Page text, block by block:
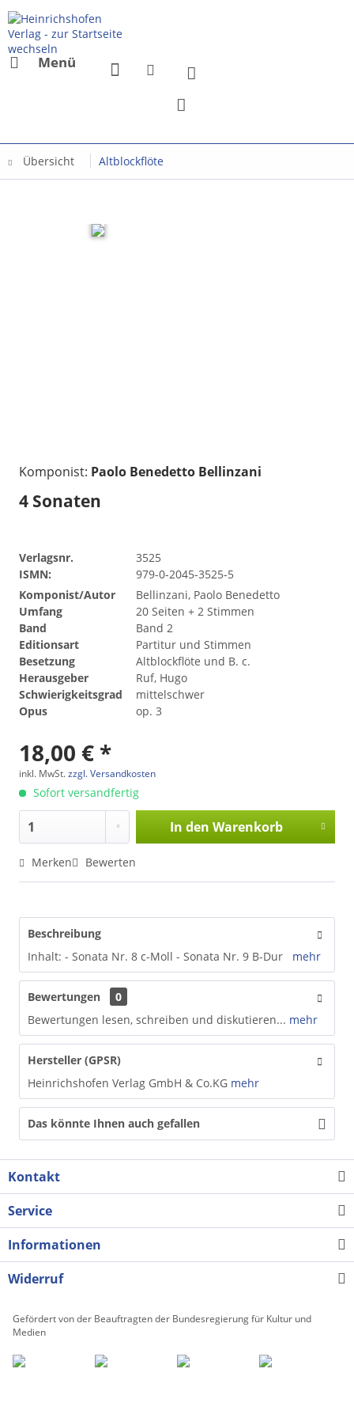
Menü
Übersicht Altblockflöte
Komponist: Paolo Benedetto Bellinzani
4 Sonaten
Verlagsnr.
3525
ISMN:
979-0-2045-3525-5
Komponist/Autor
Bellinzani, Paolo Benedetto
Umfang
20 Seiten + 2 Stimmen
Band
Band 2
Editionsart
Partitur und Stimmen
Besetzung
Altblockflöte und B. c.
Herausgeber
Ruf, Hugo
Schwierigkeitsgrad
mittelschwer
Opus
op. 3
18,00 € *
inkl. MwSt.zzgl. Versandkosten
Sofort versandfertig
In den Warenkorb
Merken Bewerten
Beschreibung
Inhalt: - Sonata Nr. 8 c-Moll - Sonata Nr. 9 B-Dur mehr
Bewertungen
0
Bewertungen lesen, schreiben und diskutieren... mehr
Hersteller (GPSR)
Heinrichshofen Verlag GmbH & Co.KG mehr
Das könnte Ihnen auch gefallen
Kontakt
Service
Informationen
Widerruf
Gefördert von der Beauftragten der Bundesregierung für Kultur und
Medien